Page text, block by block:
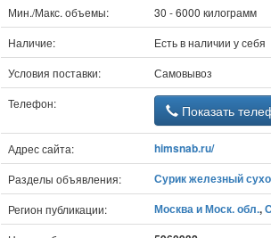
Мин./Макс. объемы:
30 - 6000 килограмм
Наличие:
Есть в наличии у себя
Условия поставки:
Самовывоз
Телефон:
Показать
Адрес сайта: himsnab.ru/
Разделы объявления: Сурик железный
Регион публикации: Москва и Моск. обл.,